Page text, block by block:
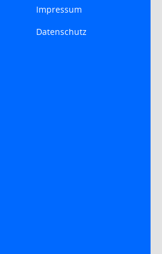
Impressum
Datenschutz